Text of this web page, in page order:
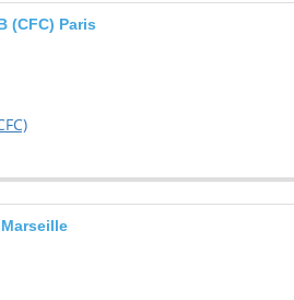
(CFC) Paris
Marseille